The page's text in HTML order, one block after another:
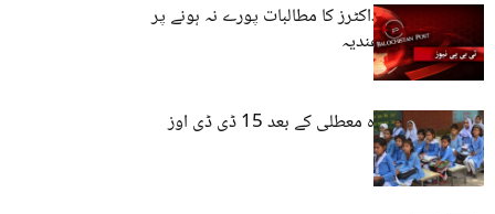
بلوچستان: ینگ ڈاکٹرز کا مطالبات پورے نہ ہونے پر
استعفے دینے کا عندیہ
بلوچستان :اساتذہ معطلی کے بعد 15 ڈی ڈی اوز
معطل